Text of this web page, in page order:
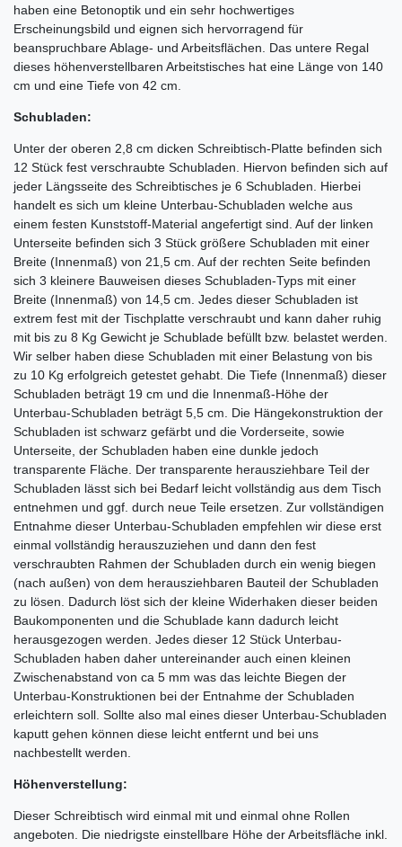
haben eine Betonoptik und ein sehr hochwertiges
Erscheinungsbild und eignen sich hervorragend für
beanspruchbare Ablage- und Arbeitsflächen. Das untere Regal
dieses höhenverstellbaren Arbeitstisches hat eine Länge von 140
cm und eine Tiefe von 42 cm.
Schubladen:
Unter der oberen 2,8 cm dicken Schreibtisch-Platte befinden sich
12 Stück fest verschraubte Schubladen. Hiervon befinden sich auf
jeder Längsseite des Schreibtisches je 6 Schubladen. Hierbei
handelt es sich um kleine Unterbau-Schubladen welche aus
einem festen Kunststoff-Material angefertigt sind. Auf der linken
Unterseite befinden sich 3 Stück größere Schubladen mit einer
Breite (Innenmaß) von 21,5 cm. Auf der rechten Seite befinden
sich 3 kleinere Bauweisen dieses Schubladen-Typs mit einer
Breite (Innenmaß) von 14,5 cm. Jedes dieser Schubladen ist
extrem fest mit der Tischplatte verschraubt und kann daher ruhig
mit bis zu 8 Kg Gewicht je Schublade befüllt bzw. belastet werden.
Wir selber haben diese Schubladen mit einer Belastung von bis
zu 10 Kg erfolgreich getestet gehabt. Die Tiefe (Innenmaß) dieser
Schubladen beträgt 19 cm und die Innenmaß-Höhe der
Unterbau-Schubladen beträgt 5,5 cm. Die Hängekonstruktion der
Schubladen ist schwarz gefärbt und die Vorderseite, sowie
Unterseite, der Schubladen haben eine dunkle jedoch
transparente Fläche. Der transparente herausziehbare Teil der
Schubladen lässt sich bei Bedarf leicht vollständig aus dem Tisch
entnehmen und ggf. durch neue Teile ersetzen. Zur vollständigen
Entnahme dieser Unterbau-Schubladen empfehlen wir diese erst
einmal vollständig herauszuziehen und dann den fest
verschraubten Rahmen der Schubladen durch ein wenig biegen
(nach außen) von dem herausziehbaren Bauteil der Schubladen
zu lösen. Dadurch löst sich der kleine Widerhaken dieser beiden
Baukomponenten und die Schublade kann dadurch leicht
herausgezogen werden. Jedes dieser 12 Stück Unterbau-
Schubladen haben daher untereinander auch einen kleinen
Zwischenabstand von ca 5 mm was das leichte Biegen der
Unterbau-Konstruktionen bei der Entnahme der Schubladen
erleichtern soll. Sollte also mal eines dieser Unterbau-Schubladen
kaputt gehen können diese leicht entfernt und bei uns
nachbestellt werden.
Höhenverstellung:
Dieser Schreibtisch wird einmal mit und einmal ohne Rollen
angeboten. Die niedrigste einstellbare Höhe der Arbeitsfläche inkl.